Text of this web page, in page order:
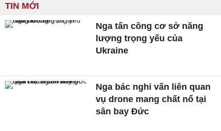
TIN MỚI
Nga tấn công cơ sở năng
lượng trọng yếu của
Ukraine
Nga bác nghi vấn liên quan
vụ drone mang chất nổ tại
sân bay Đức